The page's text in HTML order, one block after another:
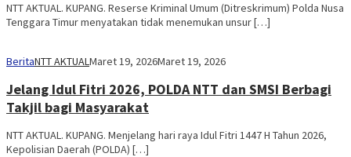
NTT AKTUAL. KUPANG. Reserse Kriminal Umum (Ditreskrimum) Polda Nusa
Tenggara Timur menyatakan tidak menemukan unsur […]
BeritaNTT AKTUALMaret 19, 2026Maret 19, 2026
Jelang Idul Fitri 2026, POLDA NTT dan SMSI Berbagi
Takjil bagi Masyarakat
NTT AKTUAL. KUPANG. Menjelang hari raya Idul Fitri 1447 H Tahun 2026,
Kepolisian Daerah (POLDA) […]